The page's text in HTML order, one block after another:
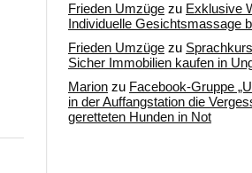
Frieden Umzüge zu Exklusive
Individuelle Gesichtsmassage
Frieden Umzüge zu
Sicher Immobilien kaufen in
Marion zu Facebook-Gruppe
in der Auffangstation die
geretteten Hunden in Not